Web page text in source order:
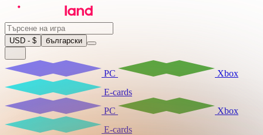
USD - $ български
PC
Xbox
E-cards
PC
Xbox
E-cards